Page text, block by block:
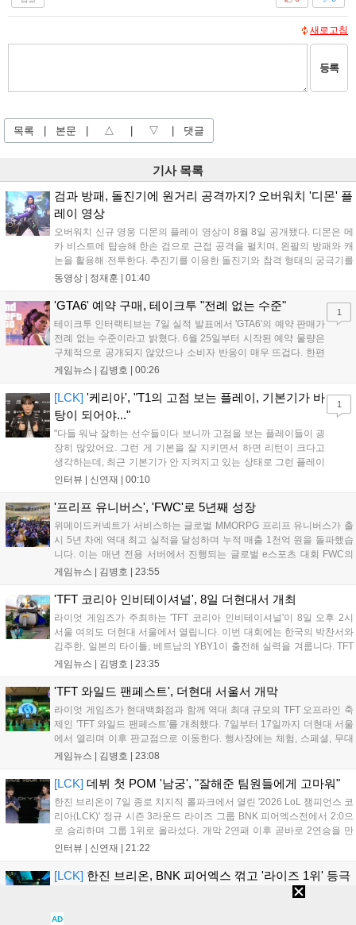
새로고침
등록
목록 본문 △ ▽ 댓글
기사 목록
검과 방패, 돌진기에 원거리 공격까지? 오버워치 '디몬' 플
레이 영상
오버워치 신규 영웅 디몬의 플레이 영상이 8월 8일 공개됐다. 디몬은 메
카 비스트에 탑승해 한손 검으로 근접 공격을 펼치며, 왼팔의 방패와 캐
논을 활용해 전투한다. 추진기를 이용한 돌진기와 참격 형태의 궁극기를
보유했고, 메카 파괴 시 맨몸으로 기관총을 사용하는 특징이 있다. 디몬
출시될 예정이다....
동영상 | 정재훈 | 01:40
'GTA6' 예약 구매, 테이크투 "전례 없는 수준"
테이크투 인터랙티브는 7일 실적 발표에서 'GTA6'의 예약 판매가
전례 없는 수준이라고 밝혔다. 6월 25일부터 시작된 예약 물량은
구체적으로 공개되지 않았으나 소비자 반응이 매우 뜨겁다. 한편
11월 19일 PS5와 Xbox 시리즈 X|S로 정식 출시될 예정이며, 록
상 'Grand Theft Auto VI: An Extended Look'을 최초 공개할 계획
이다....
게임뉴스 | 김병호 | 00:26
1
[LCK] '케리아', "T1의 고점 보는 플레이, 기본기가 바
탕이 되어야..."
"다들 워낙 잘하는 선수들이다 보니까 고점을 보는 플레이들이 굉
장히 많았어요. 그런 게 기본을 잘 지키면서 하면 리턴이 크다고
생각하는데, 최근 기본기가 안 지켜지고 있는 상태로 그런 플레이
를 추구하다 보니까 팀적으로 안 좋은 사고가 계속 많이 났던 것
LoL 챔피언스 코리아(LCK)'...
인터뷰 | 신연재 | 00:10
1
'프리프 유니버스', 'FWC'로 5년째 성장
위메이드커넥트가 서비스하는 글로벌 MMORPG 프리프 유니버스가 출
시 5년 차에 역대 최고 실적을 달성하며 누적 매출 1천억 원을 돌파했습
니다. 이는 매년 전용 서버에서 진행되는 글로벌 e스포츠 대회 FWC의
영향이 큽니다. FWC는 이용자가 동일한 조건에서 시즌을 함께 즐기는
대폭 상승하는 성과를 냈습니다. 오는 10월 필리핀 마닐라에서 총상금
11만 달러 규모의 제4회 FWC 그랜드 파이널이 개최될 예정이며, 위메
이드커넥트는 이를 통해 커뮤니티 중심의 장기 성장 모델을 지속할 방침
입니다....
게임뉴스 | 김병호 | 23:55
'TFT 코리아 인비테이셔널', 8일 더현대서 개최
라이엇 게임즈가 주최하는 'TFT 코리아 인비테이셔널'이 8일 오후 2시
서울 여의도 더현대 서울에서 열립니다. 이번 대회에는 한국의 박찬서와
김주한, 일본의 타이틀, 베트남의 YBY1이 출전해 실력을 겨룹니다. TFT
는 소속팀 없이 개인 자격으로 참가하는 독특한 대회 구조를 가지며, 누
17일까지 이어지는 이번 행사는 신규 세트 체험과 공연 등 다양한 즐길
거리를 제공하며, 이후 현대백화점 판교점에서도 행사가 이어질 예정입
니다. 연말에는 라스베이거스 오픈이 개최됩니다....
게임뉴스 | 김병호 | 23:35
'TFT 와일드 팬페스트', 더현대 서울서 개막
라이엇 게임즈가 현대백화점과 함께 역대 최대 규모의 TFT 오프라인 축
제인 'TFT 와일드 팬페스트'를 개최했다. 7일부터 17일까지 더현대 서울
에서 열리며 이후 판교점으로 이동한다. 행사장에는 체험, 스페셜, 무대
존이 마련됐으며 8일 오후 2시 인비테이셔널, 15일 오후 2시 스트리머
다. 사전 예약은 조기 마감될 만큼 큰 인기를 끌고 있다....
게임뉴스 | 김병호 | 23:08
[LCK] 데뷔 첫 POM '남궁', "잘해준 팀원들에게 고마워"
한진 브리온이 7일 종로 치지직 롤파크에서 열린 '2026 LoL 챔피언스 코
리아(LCK)' 정규 시즌 3라운드 라이즈 그룹 BNK 피어엑스전에서 2:0으
로 승리하며 그룹 1위로 올라섰다. 개막 2연패 이후 곧바로 2연승을 만
들어내면서 이어질 4라운드에 대한 기대감을 올렸다. 다음은 이날 데뷔
인터뷰 | 신연재 | 21:22
[LCK] 한진 브리온, BNK 피어엑스 꺾고 '라이즈 1위' 등극
7일 종로 치지직 롤파크에서 열린 '2026 LoL 챔피언스 코리아(LCK)' 정
한진 브리온이 2:0으로 승리했다. 이번 승리로 한진 브리온은 BNK 피어
AD